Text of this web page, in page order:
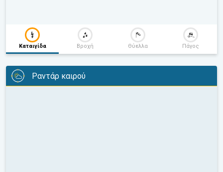
Καταιγίδα Βροχή Θύελλα Πάγος
Ραντάρ καιρού